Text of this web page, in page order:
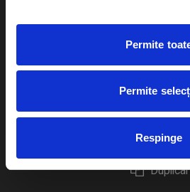
Permite
Permite
Respinge
Plata
eBilet
Livrare
festivaluri
Pentru copii